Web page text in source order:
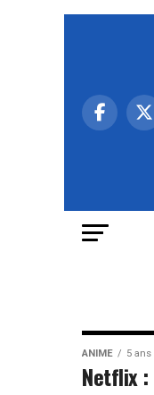
ANIME 5 ans
Netflix :